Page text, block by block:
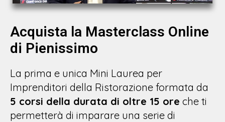
Acquista la Masterclass Online
di Pienissimo
La prima e unica Mini Laurea per
Imprenditori della Ristorazione formata da
5 corsi della durata di oltre 15 ore che ti
permetterà di imparare una serie di